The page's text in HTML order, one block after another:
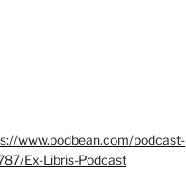
www.podbean.com/podcast-
Ex-Libris-Podcast